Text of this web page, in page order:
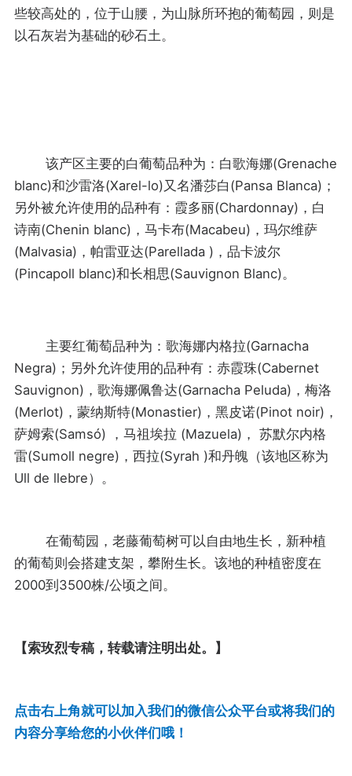
些较高处的，位于山腰，为山脉所环抱的葡萄园，则是
以石灰岩为基础的砂石土。
该产区主要的白葡萄品种为：白歌海娜(Grenache
blanc)和沙雷洛(Xarel-lo)又名潘莎白(Pansa Blanca)；
另外被允许使用的品种有：霞多丽(Chardonnay)，白
诗南(Chenin blanc)，马卡布(Macabeu)，玛尔维萨
(Malvasia)，帕雷亚达(Parellada )，品卡波尔
(Pincapoll blanc)和长相思(Sauvignon Blanc)。
主要红葡萄品种为：歌海娜内格拉(Garnacha
Negra)；另外允许使用的品种有：赤霞珠(Cabernet
Sauvignon)，歌海娜佩鲁达(Garnacha Peluda)，梅洛
(Merlot)，蒙纳斯特(Monastier)，黑皮诺(Pinot noir)，
萨姆索(Samsó) ，马祖埃拉 (Mazuela)， 苏默尔内格
雷(Sumoll negre)，西拉(Syrah )和丹魄（该地区称为
Ull de llebre）。
在葡萄园，老藤葡萄树可以自由地生长，新种植
的葡萄则会搭建支架，攀附生长。该地的种植密度在
2000到3500株/公顷之间。
【索玫烈专稿，转载请注明出处。】
点击右上角就可以加入我们的微信公众平台或将我们的
内容分享给您的小伙伴们哦！